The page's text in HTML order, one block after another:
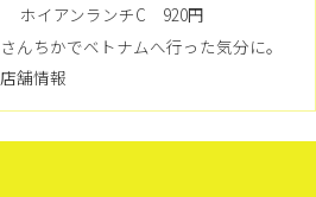
ホイアンランチC 920円
さんちかでベトナムへ行った気分に。
店舗情報